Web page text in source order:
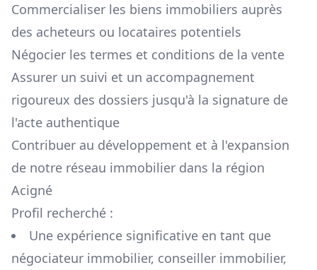
Commercialiser les biens immobiliers auprès
des acheteurs ou locataires potentiels
Négocier les termes et conditions de la vente
Assurer un suivi et un accompagnement
rigoureux des dossiers jusqu'à la signature de
l'acte authentique
Contribuer au développement et à l'expansion
de notre réseau immobilier dans la région
Acigné
Profil recherché :
Une expérience significative en tant que
négociateur immobilier, conseiller immobilier,